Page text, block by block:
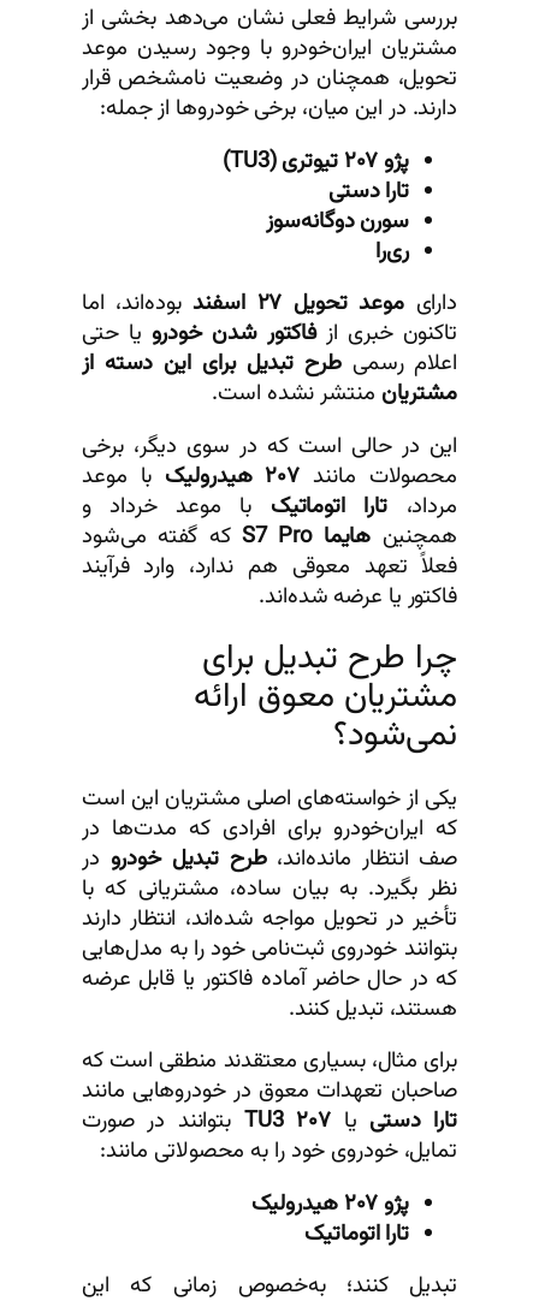
بررسی شرایط فعلی نشان می‌دهد بخشی از
مشتریان ایران‌خودرو با وجود رسیدن موعد
تحویل، همچنان در وضعیت نامشخص قرار
دارند. در این میان، برخی خودروها از جمله:
پژو ۲۰۷ تیوتری (TU3)
تارا دستی
سورن دوگانه‌سوز
ری‌را
دارایموعد تحویل ۲۷ اسفند
بوده‌اند، اما
تاکنون خبری ازفاکتور شدن خودرو یا حتی
اعلام رسمیطرح تبدیل برای این دسته از
مشتریان منتشر نشده است.
این در حالی است که در سوی دیگر، برخی
محصولات مانند ۲۰۷ هیدرولیک
با موعد
مرداد، تارا اتوماتیک با موعد خرداد و
همچنین هایما S7 Pro
که گفته می‌شود
فعلاً تعهد معوقی هم ندارد، وارد فرآیند
فاکتور یا عرضه شده‌اند.
چرا طرح تبدیل برای
مشتریان معوق ارائه
نمی‌شود؟
یکی از خواسته‌های اصلی مشتریان این است
که ایران‌خودرو برای افرادی که مدت‌ها در
صف انتظار مانده‌اند،طرح تبدیل خودرو در
نظر بگیرد. به بیان ساده، مشتریانی که با
تأخیر در تحویل مواجه شده‌اند، انتظار دارند
بتوانند خودروی ثبت‌نامی خود را به مدل‌هایی
که در حال حاضر آماده فاکتور یا قابل عرضه
هستند، تبدیل کنند.
برای مثال، بسیاری معتقدند منطقی است که
صاحبان تعهدات معوق در خودروهایی مانند
تارا دستی یا۲۰۷ TU3
بتوانند در صورت
تمایل، خودروی خود را به محصولاتی مانند:
پژو ۲۰۷ هیدرولیک
تارا اتوماتیک
تبدیل کنند؛ به‌خصوص زمانی که این